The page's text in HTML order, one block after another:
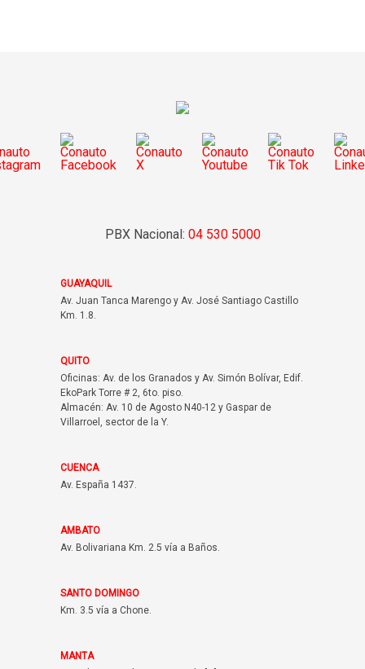
PBX Nacional: 04 530 5000
GUAYAQUIL
Av. Juan Tanca Marengo y Av. José Santiago Castillo
Km. 1.8.
QUITO
Oficinas: Av. de los Granados y Av. Simón Bolívar, Edif.
EkoPark Torre # 2, 6to. piso.
Almacén: Av. 10 de Agosto N40-12 y Gaspar de
Villarroel, sector de la Y.
CUENCA
Av. España 1437.
AMBATO
Av. Bolivariana Km. 2.5 vía a Baños.
SANTO DOMINGO
Km. 3.5 vía a Chone.
MANTA